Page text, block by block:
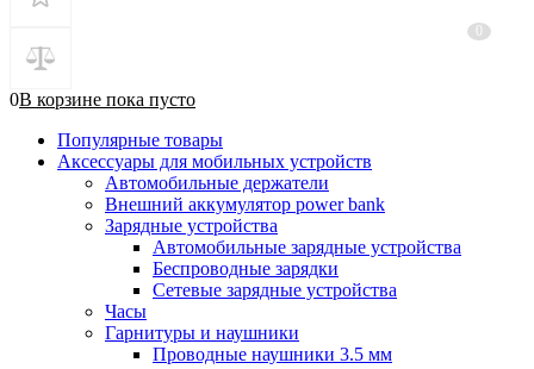
0В корзине пока пусто
Популярные товары
Аксессуары для мобильных устройств
Автомобильные держатели
Внешний аккумулятор power bank
Зарядные устройства
Автомобильные зарядные устройства
Беспроводные зарядки
Сетевые зарядные устройства
Часы
Гарнитуры и наушники
Проводные наушники 3.5 мм